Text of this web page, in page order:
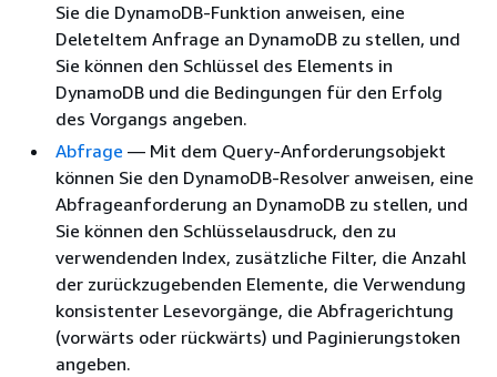
Sie die DynamoDB-Funktion anweisen, eine
DeleteItem Anfrage an DynamoDB zu stellen, und
Sie können den Schlüssel des Elements in
DynamoDB und die Bedingungen für den Erfolg
des Vorgangs angeben.
Abfrage — Mit dem Query-Anforderungsobjekt
können Sie den DynamoDB-Resolver anweisen, eine
Abfrageanforderung an DynamoDB zu stellen, und
Sie können den Schlüsselausdruck, den zu
verwendenden Index, zusätzliche Filter, die Anzahl
der zurückzugebenden Elemente, die Verwendung
konsistenter Lesevorgänge, die Abfragerichtung
(vorwärts oder rückwärts) und Paginierungstoken
angeben.